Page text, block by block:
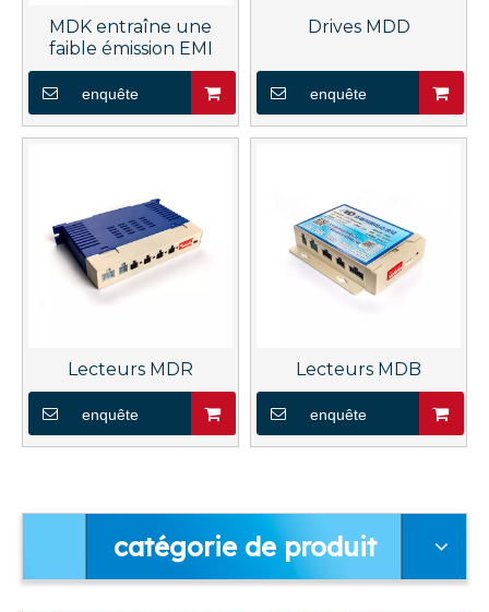
MDK entraîne une
faible émission EMI
enquête
Drives MDD
enquête
Lecteurs MDR
enquête
Lecteurs MDB
enquête
catégorie de produit